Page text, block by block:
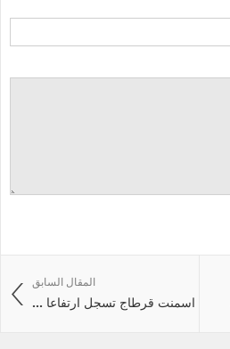
المقال السابق
اسمنت قرطاج تسجل ارتفاعا ...